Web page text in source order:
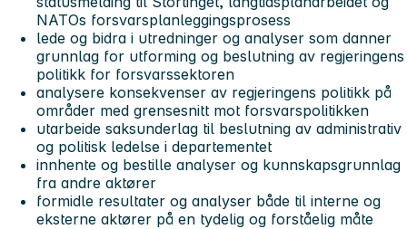
NATOs forsvarsplanleggingsprosess
lede og bidra i utredninger og analyser som danner
grunnlag for utforming og beslutning av regjeringens
politikk for forsvarssektoren
analysere konsekvenser av regjeringens politikk på
områder med grensesnitt mot forsvarspolitikken
utarbeide saksunderlag til beslutning av administrativ
og politisk ledelse i departementet
innhente og bestille analyser og kunnskapsgrunnlag
fra andre aktører
formidle resultater og analyser både til interne og
eksterne aktører på en tydelig og forståelig måte